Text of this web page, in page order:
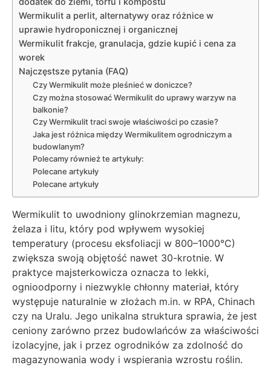
Wermikulit a perlit, alternatywy oraz różnice w
uprawie hydroponicznej i organicznej
Wermikulit frakcje, granulacja, gdzie kupić i cena za
worek
Najczęstsze pytania (FAQ)
Czy Wermikulit może pleśnieć w doniczce?
Czy można stosować Wermikulit do uprawy warzyw na
balkonie?
Czy Wermikulit traci swoje właściwości po czasie?
Jaka jest różnica między Wermikulitem ogrodniczym a
budowlanym?
Polecamy również te artykuły:
Polecane artykuły
Polecane artykuły
Wermikulit to uwodniony glinokrzemian magnezu,
żelaza i litu, który pod wpływem wysokiej
temperatury (procesu eksfoliacji w 800–1000°C)
zwiększa swoją objętość nawet 30-krotnie. W
praktyce majsterkowicza oznacza to lekki,
ognioodporny i niezwykle chłonny materiał, który
występuje naturalnie w złożach m.in. w RPA, Chinach
czy na Uralu. Jego unikalna struktura sprawia, że jest
ceniony zarówno przez budowlańców za właściwości
izolacyjne, jak i przez ogrodników za zdolność do
magazynowania wody i wspierania wzrostu roślin.